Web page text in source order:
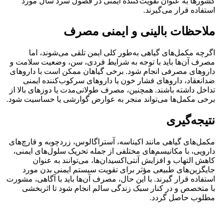
استفاده قرار می‌گیرند.
ملاحظات بالینی و ایمنی مصرف
اگرچه مکمل‌های گیاهی به‌طور کلی ایمن تلقی می‌شوند، اما
مصرف آن‌ها باید با توجه به شرایط فردی، سن، وضعیت سلامت و
داروهای مصرفی انجام شود. برخی گیاهان ممکن است با داروهای
ضدانعقاد، داروهای فشار خون یا داروهای سرکوب‌کننده ایمنی
تداخل داشته باشند. همچنین، مصرف طولانی‌مدت یا دوزهای بالا از
برخی مکمل‌ها می‌تواند منجر به عوارض گوارشی یا حساسیت شود.
نتیجه‌گیری
مکمل‌های گیاهی مانند اکیناسه، آستراگالوس، زردچوبه و قارچ‌های
دارویی، با مکانیسم‌های مختلفی از جمله تحریک سلول‌های ایمنی،
کاهش التهاب و افزایش آنتی‌اکسیدان‌ها، می‌توانند به عنوان
جایگزین‌های طبیعی مؤثر برای تقویت سیستم ایمنی بدن مورد
استفاده قرار گیرند. با این حال، مصرف آن‌ها باید با آگاهی، مشورت
با متخصص و در کنار سبک زندگی سالم انجام شود تا اثربخشی
مطلوب حاصل گردد.